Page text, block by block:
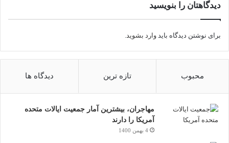
دیدگاهتان را بنویسید
برای نوشتن دیدگاه باید وارد بشوید.
محبوب تازه ترین دیدگاه ها
مهاجران، بیشترین آمار جمعیت ایالات متحده
آمریکا را دارند
4 بهمن 1400